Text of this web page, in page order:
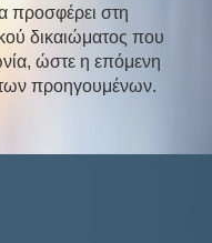
προσφέρει στη
δικαιώματος που
ώστε η επόμενη
των προηγουμένων.